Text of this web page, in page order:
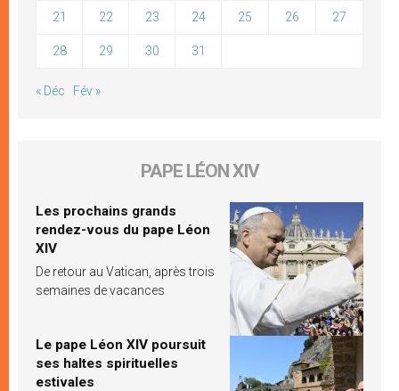
21 22 23 24 25 26 27
28 29 30 31
« Déc Fév »
PAPE LÉON XIV
Les prochains grands
rendez-vous du pape Léon
XIV
De retour au Vatican, après trois
semaines de vacances
Le pape Léon XIV poursuit
ses haltes spirituelles
estivales